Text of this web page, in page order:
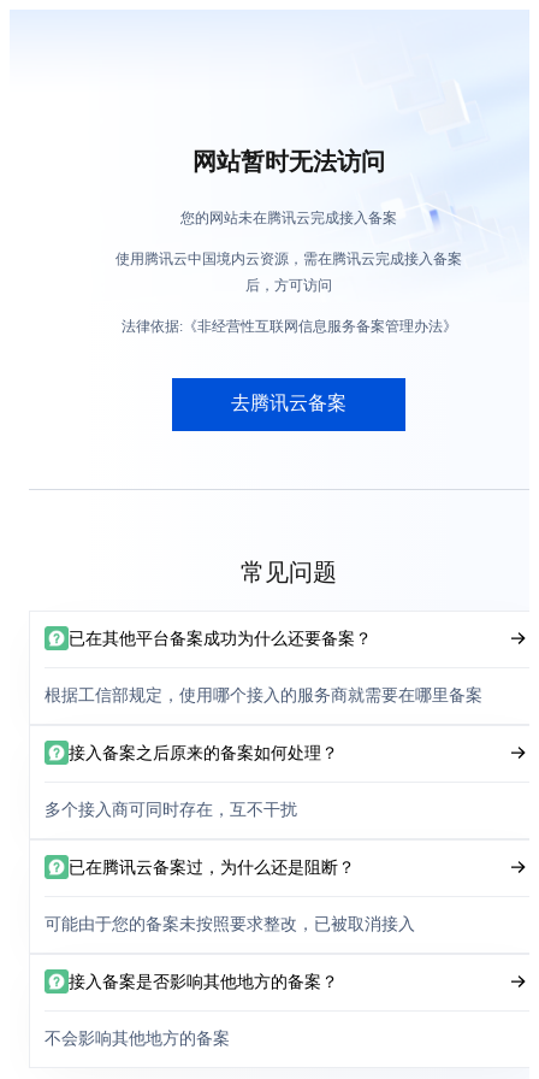
网站暂时无法访问
您的网站未在腾讯云完成接入备案
使用腾讯云中国境内云资源，需在腾讯云完成接入备案
后，方可访问
法律依据:《非经营性互联网信息服务备案管理办法》
去腾讯云备案
常见问题
已在其他平台备案成功为什么还要备案？
根据工信部规定，使用哪个接入的服务商就需要在哪里备案
接入备案之后原来的备案如何处理？
多个接入商可同时存在，互不干扰
已在腾讯云备案过，为什么还是阻断？
可能由于您的备案未按照要求整改，已被取消接入
接入备案是否影响其他地方的备案？
不会影响其他地方的备案